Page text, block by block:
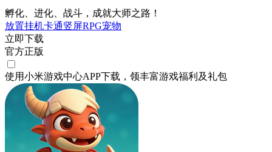
孵化、进化、战斗，成就大师之路！
放置挂机卡通竖屏RPG宠物
立即下载
官方正版
使用小米游戏中心APP下载 ，领丰富游戏福利 及礼包